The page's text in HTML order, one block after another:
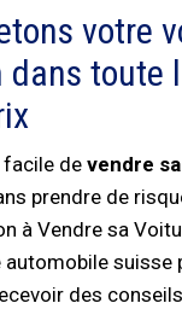
votre
dans toute
de vendre
prendre de
à Vendre sa
suisse
des